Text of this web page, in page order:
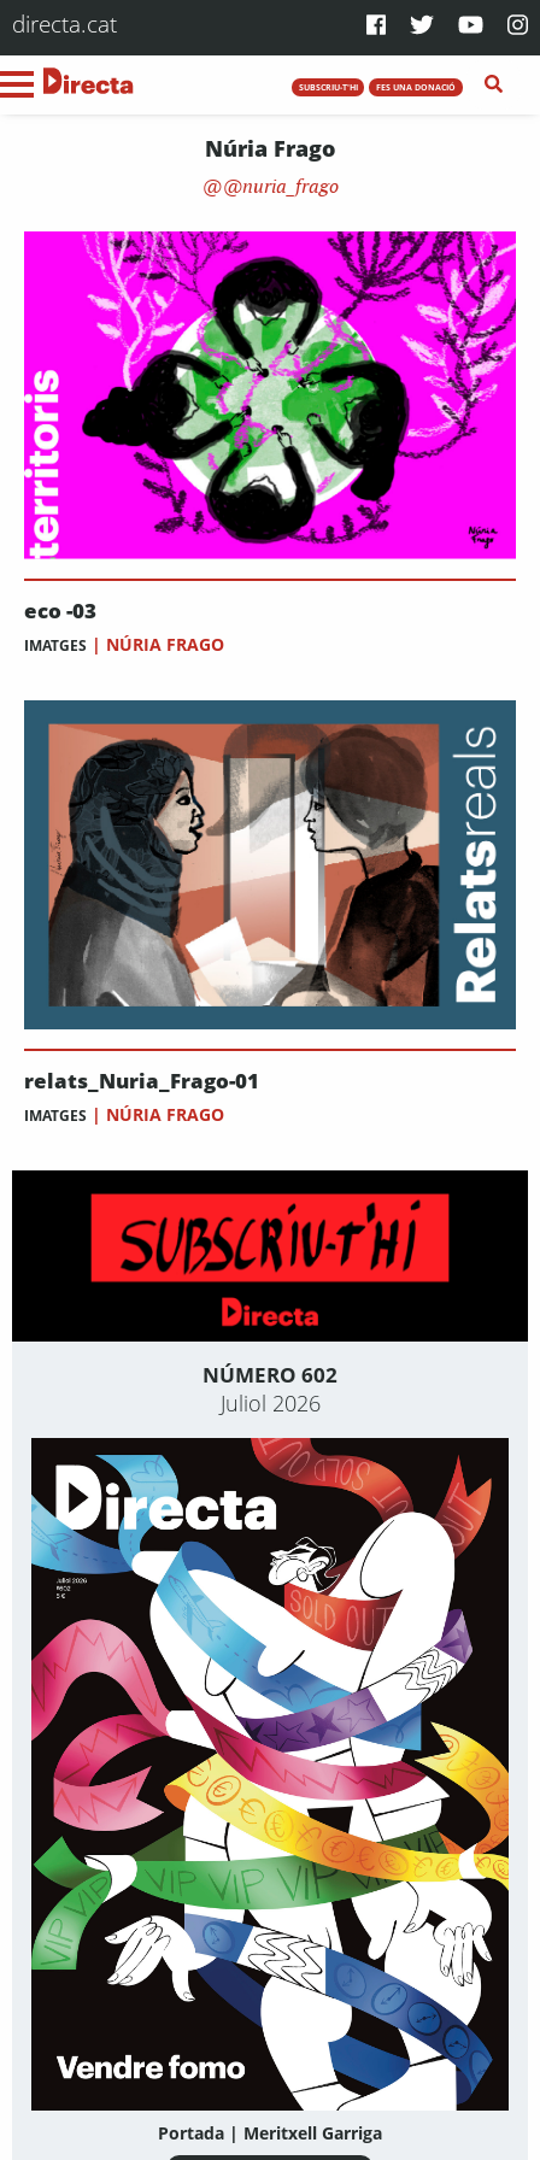
directa.cat
SUBSCRIU-T'HI FES UNA DONACIÓ
Núria Frago
@nuria_frago
eco -03
IMATGES | NÚRIA FRAGO
relats_Nuria_Frago-01
IMATGES | NÚRIA FRAGO
NÚMERO 602
Juliol 2026
Portada | Meritxell Garriga